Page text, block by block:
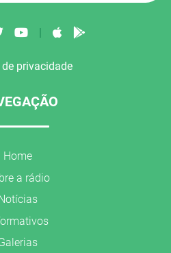
|
privacidade
Home
a rádio
Notícias